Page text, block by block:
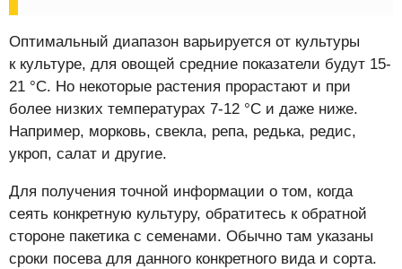
Оптимальный диапазон варьируется от культуры
к культуре, для овощей средние показатели будут 15-
21 °C. Но некоторые растения прорастают и при
более низких температурах 7-12 °C и даже ниже.
Например, морковь, свекла, репа, редька, редис,
укроп, салат и другие.
Для получения точной информации о том, когда
сеять конкретную культуру, обратитесь к обратной
стороне пакетика с семенами. Обычно там указаны
сроки посева для данного конкретного вида и сорта.